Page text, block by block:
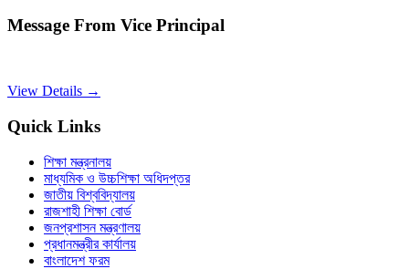
Message From Vice Principal
View Details →
Quick Links
শিক্ষা মন্ত্রনালয়
মাধ্যমিক ও উচ্চশিক্ষা অধিদপ্তর
জাতীয় বিশ্ববিদ্যালয়
রাজশাহী শিক্ষা বোর্ড
জনপ্রশাসন মন্ত্রণালয়
প্রধানমন্ত্রীর কার্যালয়
বাংলাদেশ ফরম